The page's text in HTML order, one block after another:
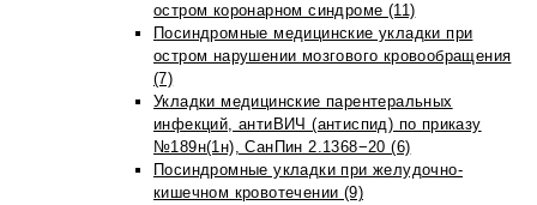
остром коронарном синдроме (11)
Посиндромные медицинские укладки при
остром нарушении мозгового кровообращения
(7)
Укладки медицинские парентеральных
инфекций, антиВИЧ (антиспид) по приказу
№189н(1н), СанПин 2.1368−20 (6)
Посиндромные укладки при желудочно-
кишечном кровотечении (9)